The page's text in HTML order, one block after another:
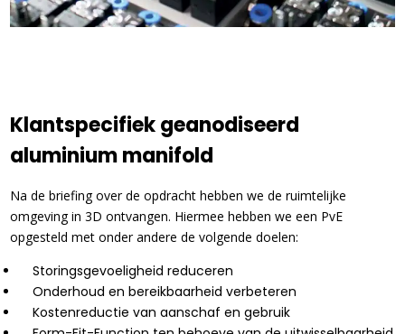
Klantspecifiek geanodiseerd
aluminium manifold
Na de briefing over de opdracht hebben we de ruimtelijke
omgeving in 3D ontvangen. Hiermee hebben we een PvE
opgesteld met onder andere de volgende doelen:
Storingsgevoeligheid reduceren
Onderhoud en bereikbaarheid verbeteren
Kostenreductie van aanschaf en gebruik